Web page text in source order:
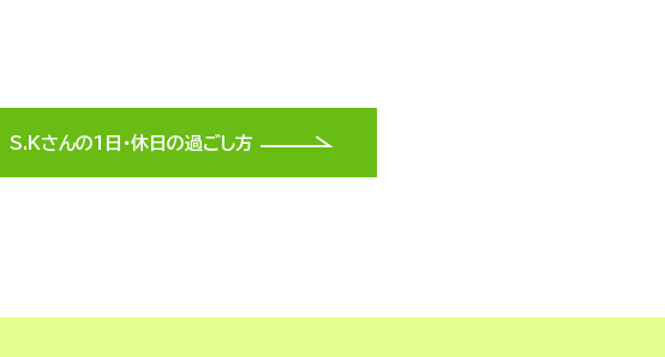
S.Kさんの1日・休日の過ごし方